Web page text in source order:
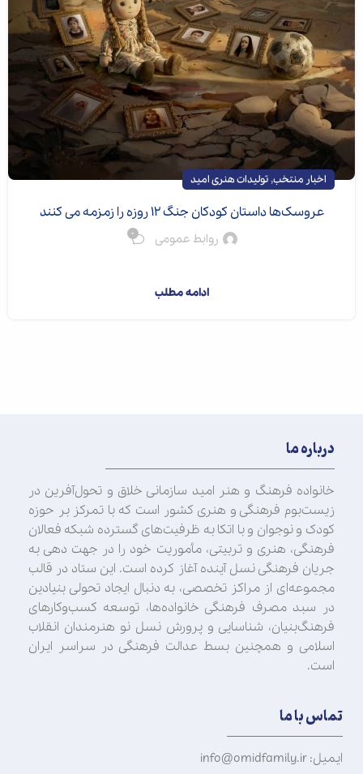
اخبار منتخب, تولیدات هنری امید
عروسک‌ها داستان کودکان جنگ 12 روزه را زمزمه می کنند
روابط عمومی 0
ادامه مطلب
درباره ما
خانواده فرهنگ و هنر امید سازمانی خلاق و تحول‌آفرین در
زیست‌بوم فرهنگی و هنری کشور است که با تمرکز بر حوزه
کودک و نوجوان و با اتکا به ظرفیت‌های گسترده شبکه فعالان
فرهنگی، هنری و تربیتی، مأموریت خود را در جهت‌ دهی به
جریان فرهنگی نسل آینده آغاز کرده است. این ستاد در قالب
مجموعه‌ای از مراکز تخصصی، به دنبال ایجاد تحولی بنیادین
در سبد مصرف فرهنگی خانواده‌ها، توسعه کسب‌وکارهای
فرهنگ‌بنیان، شناسایی و پرورش نسل نو هنرمندان انقلاب
اسلامی و همچنین بسط عدالت فرهنگی در سراسر ایران
است.
تماس با ما
ایمیل: info@omidfamily.ir